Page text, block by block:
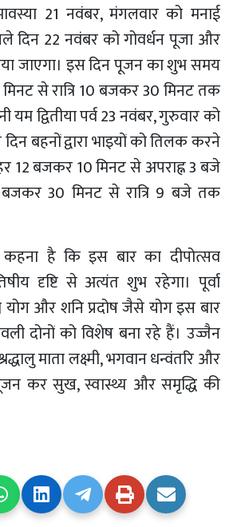
21 नवंबर, मंगलवार को मनाई
दिन 22 नवंबर को गोवर्धन पूजा और
जाएगा। इस दिन पूजन का शुभ समय
से रात्रि 10 बजकर 30 मिनट तक
यम द्वितीया पर्व 23 नवंबर, गुरुवार को
बहनों द्वारा भाइयों को तिलक करने
12 बजकर 10 मिनट से अपराह्न 3 बजे
30 मिनट से रात्रि 9 बजे तक
कहना है कि इस बार का दीपोत्सव
दृष्टि से अत्यंत शुभ रहेगा। पूर्वा
योग और शनि प्रदोष जैसे योग इस बार
दोनों को विशेष बना रहे हैं। उज्जैन
माता लक्ष्मी, भगवान धन्वंतरि और
कर सुख, स्वास्थ्य और समृद्धि की